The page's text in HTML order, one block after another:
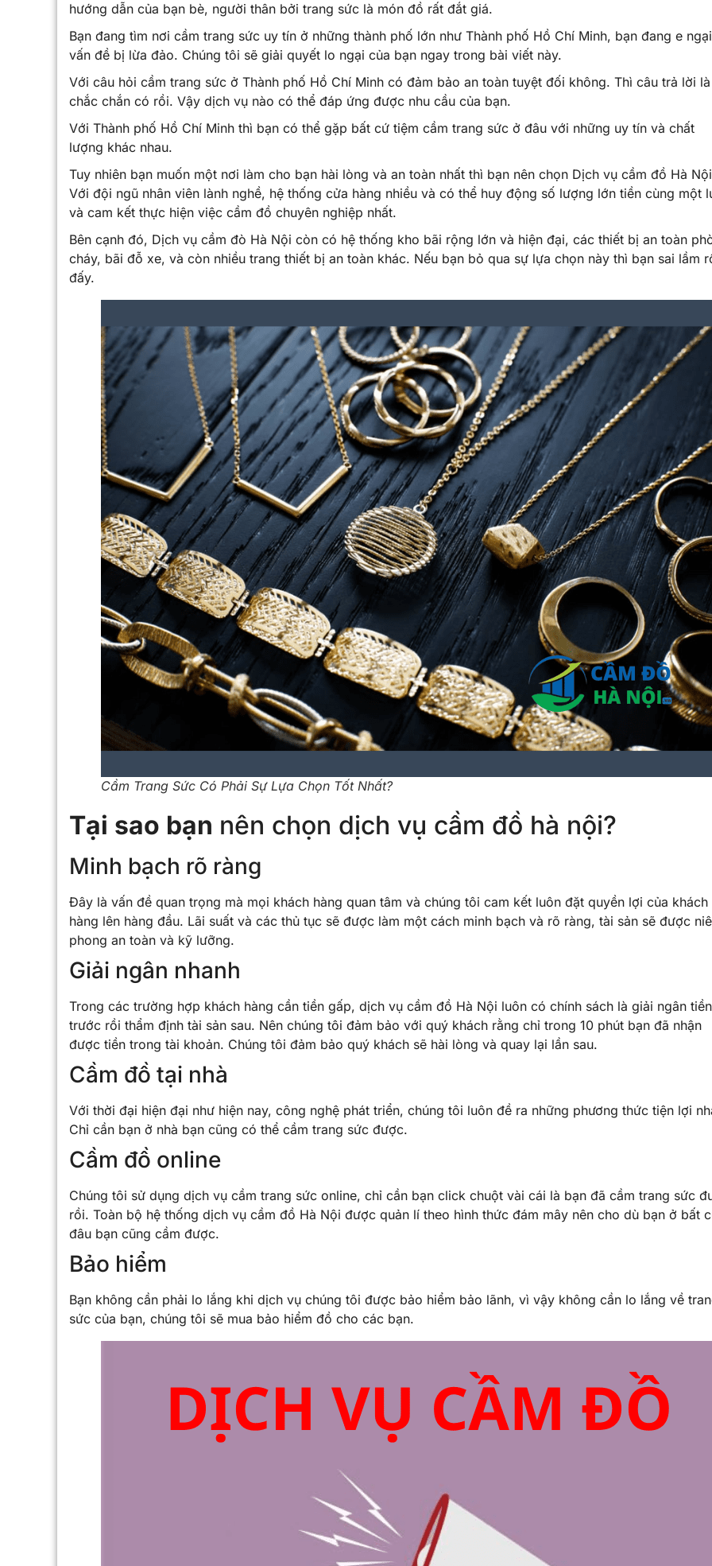
hướng dẫn của bạn bè, người thân bởi trang sức là món đồ rất đắt giá.
Bạn đang tìm nơi cầm trang sức uy tín ở những thành phố lớn như Thành phố Hồ Chí Minh, bạn đang e ngại
vấn đề bị lừa đảo. Chúng tôi sẽ giải quyết lo ngại của bạn ngay trong bài viết này.
Với câu hỏi cầm trang sức ở Thành phố Hồ Chí Minh có đảm bảo an toàn tuyệt đối không. Thì câu trả lời là
chắc chắn có rồi. Vậy dịch vụ nào có thể đáp ứng được nhu cầu của bạn.
Với Thành phố Hồ Chí Minh thì bạn có thể gặp bất cứ tiệm cầm trang sức ở đâu với những uy tín và chất
lượng khác nhau.
Tuy nhiên bạn muốn một nơi làm cho bạn hài lòng và an toàn nhất thì bạn nên chọn Dịch vụ cầm đồ Hà
Với đội ngũ nhân viên lành nghề, hệ thống cửa hàng nhiều và có thể huy động số lượng lớn tiền cùng một
và cam kết thực hiện việc cầm đồ chuyên nghiệp nhất.
Bên cạnh đó, Dịch vụ cầm đò Hà Nội còn có hệ thống kho bãi rộng lớn và hiện đại, các thiết bị an toàn
cháy, bãi đỗ xe, và còn nhiều trang thiết bị an toàn khác. Nếu bạn bỏ qua sự lựa chọn này thì bạn sai lầm
đấy.
Cầm Trang Sức Có Phải Sự Lựa Chọn Tốt Nhất?
Tại sao bạn nên chọn dịch vụ cầm đồ hà nội?
Minh bạch rõ ràng
Đây là vấn đề quan trọng mà mọi khách hàng quan tâm và chúng tôi cam kết luôn đặt quyền lợi của khách
hàng lên hàng đầu. Lãi suất và các thủ tục sẽ được làm một cách minh bạch và rõ ràng, tài sản sẽ được
phong an toàn và kỹ lưỡng.
Giải ngân nhanh
Trong các trường hợp khách hàng cần tiền gấp, dịch vụ cầm đồ Hà Nội luôn có chính sách là giải ngân tiền
trước rồi thẩm định tài sản sau. Nên chúng tôi đảm bảo với quý khách rằng chỉ trong 10 phút bạn đã nhận
được tiền trong tài khoản. Chúng tôi đảm bảo quý khách sẽ hài lòng và quay lại lần sau.
Cầm đồ tại nhà
Với thời đại hiện đại như hiện nay, công nghệ phát triển, chúng tôi luôn đề ra những phương thức tiện lợi
Chỉ cần bạn ở nhà bạn cũng có thể cầm trang sức được.
Cầm đồ online
Chúng tôi sử dụng dịch vụ cầm trang sức online, chỉ cần bạn click chuột vài cái là bạn đã cầm trang sức
rồi. Toàn bộ hệ thống dịch vụ cầm đồ Hà Nội được quản lí theo hình thức đám mây nên cho dù bạn ở bất
đâu bạn cũng cầm được.
Bảo hiểm
Bạn không cần phải lo lắng khi dịch vụ chúng tôi được bảo hiểm bảo lãnh, vì vậy không cần lo lắng về
sức của bạn, chúng tôi sẽ mua bảo hiểm đồ cho các bạn.